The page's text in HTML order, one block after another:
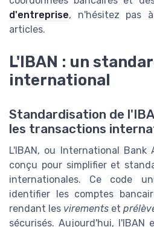
d'entreprise, n'hésitez pas
articles.
L'IBAN : un
international
Standardisation de
les transactions
L'IBAN, ou International Bank
conçu pour simplifier et
internationales. Ce code
identifier les comptes
rendant les virements et
sécurisés. Aujourd'hui,